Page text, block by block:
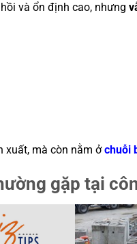
và ổn định cao, nhưng
xuất, mà còn nằm ởchuỗi
gặp tại